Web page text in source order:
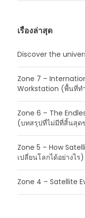
เรื่องล่าสุด
Discover the
Zone 7 –
Workstation (พื้นที่ท
Zone 6 – The
(บทสรุปที่ไม่มีที่สิ้นสุด
Zone 5 – How
เปลี่ยนโลกได้อย่างไร)
Zone 4 – Satellite